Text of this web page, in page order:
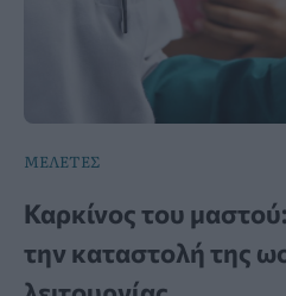
ΜΕΛΕΤΕΣ
Καρκίνος του
την καταστολή της